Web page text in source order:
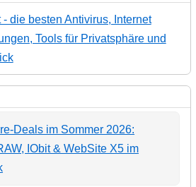
die besten Antivirus, Internet
Tools für Privatsphäre und
Deals im Sommer 2026:
IObit & WebSite X5 im